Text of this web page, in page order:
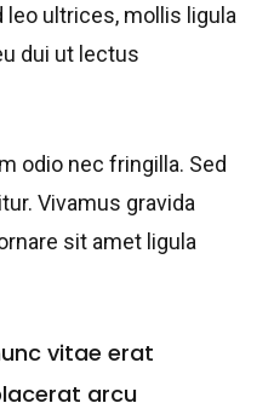
ultrices, mollis ligula
dui ut lectus
odio nec fringilla. Sed
Vivamus gravida
sit amet ligula
vitae erat
arcu